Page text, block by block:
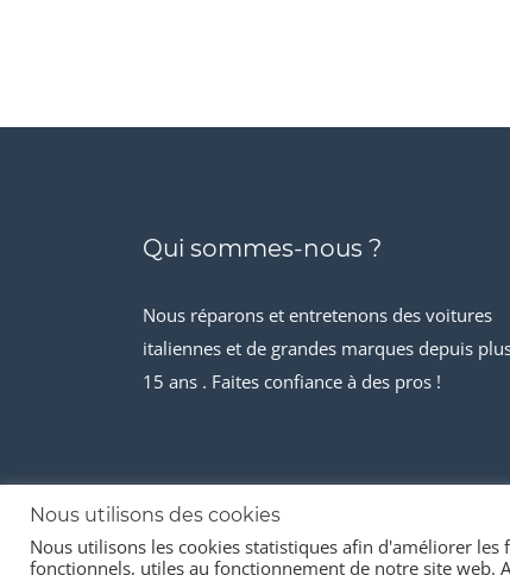
Qui sommes-nous ?
Nous réparons et entretenons des voitures
italiennes et de grandes marques depuis
15 ans . Faites confiance à des pros !
© 2026 Stock-it automobiles
Nous utilisons des cookies
Nous utilisons les cookies statistiques afin d'améliorer
fonctionnels, utiles au fonctionnement de notre site web.